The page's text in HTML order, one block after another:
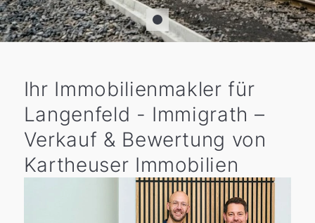
Ihr Immobilienmakler für
Langenfeld - Immigrath –
Verkauf & Bewertung von
Kartheuser Immobilien